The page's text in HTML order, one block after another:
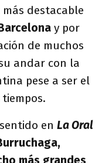
destacable
y por
de muchos
andar con la
pese a ser el
en La Oral